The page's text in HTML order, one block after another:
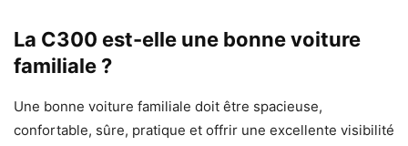
La C300 est-elle une bonne voiture
familiale ?
Une bonne voiture familiale doit être spacieuse,
confortable, sûre, pratique et offrir une excellente visibilité